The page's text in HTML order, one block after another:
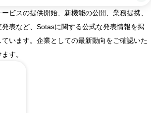
ービスの提供開始、新機能の公開、業務提携、
発表など、Sotasに関する公式な発表情報を掲
ています。企業としての最新動向をご確認いた
す。